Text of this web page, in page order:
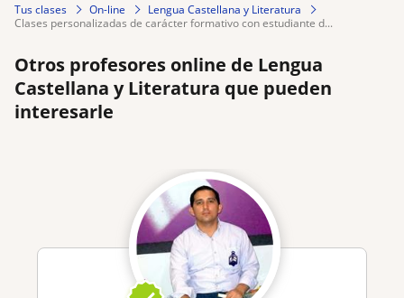
Tus clases On-line
Lengua Castellana y Literatura
clases personalizadas de carácter formativo con estudiante d...
Otros profesores online de Lengua
Castellana y Literatura que pueden
interesarle